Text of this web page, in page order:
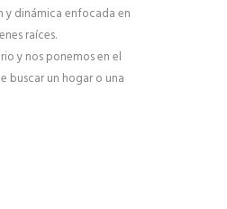
y dinámica enfocada en
raíces.
y nos ponemos en el
buscar un hogar o una